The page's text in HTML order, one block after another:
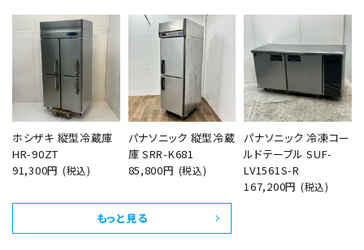
ホシザキ 縦型冷蔵庫
HR-90ZT
91,300円 (税込)
パナソニック 縦型冷蔵
庫 SRR-K681
85,800円 (税込)
パナソニック 冷凍コー
ルドテーブル SUF-
LV1561S-R
167,200円 (税込)
もっと見る